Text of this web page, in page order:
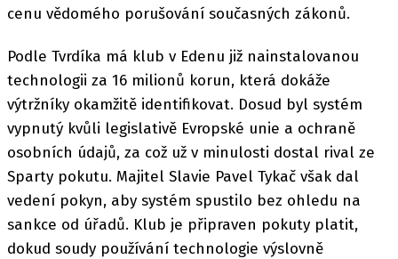
cenu vědomého porušování současných zákonů.
Podle Tvrdíka má klub v Edenu již nainstalovanou
technologii za 16 milionů korun, která dokáže
výtržníky okamžitě identifikovat. Dosud byl systém
vypnutý kvůli legislativě Evropské unie a ochraně
osobních údajů, za což už v minulosti dostal rival ze
Sparty pokutu. Majitel Slavie Pavel Tykač však dal
vedení pokyn, aby systém spustilo bez ohledu na
sankce od úřadů. Klub je připraven pokuty platit,
dokud soudy používání technologie výslovně